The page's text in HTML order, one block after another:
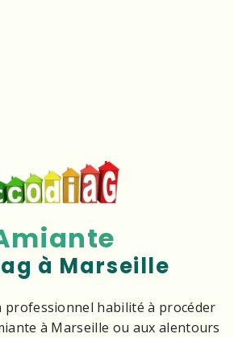
à Marseille
professionnel habilité à procéder
à Marseille ou aux alentours